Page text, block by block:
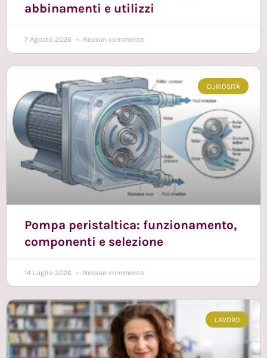
abbinamenti e utilizzi
7 Agosto 2026 Nessun commento
CURIOSITÀ
Pompa peristaltica: funzionamento,
componenti e selezione
14 Luglio 2026 Nessun commento
LAVORO